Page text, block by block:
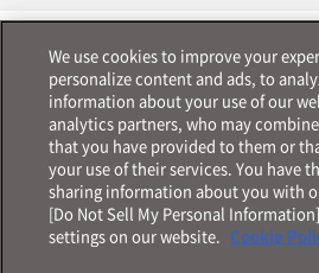
We use cookies to improve your
personalize content and ads, to
information about your use of our
analytics partners, who may
that you have provided to them or
your use of their services. You have
sharing information about you with
[Do Not Sell My Personal
settings on our website. Cookie